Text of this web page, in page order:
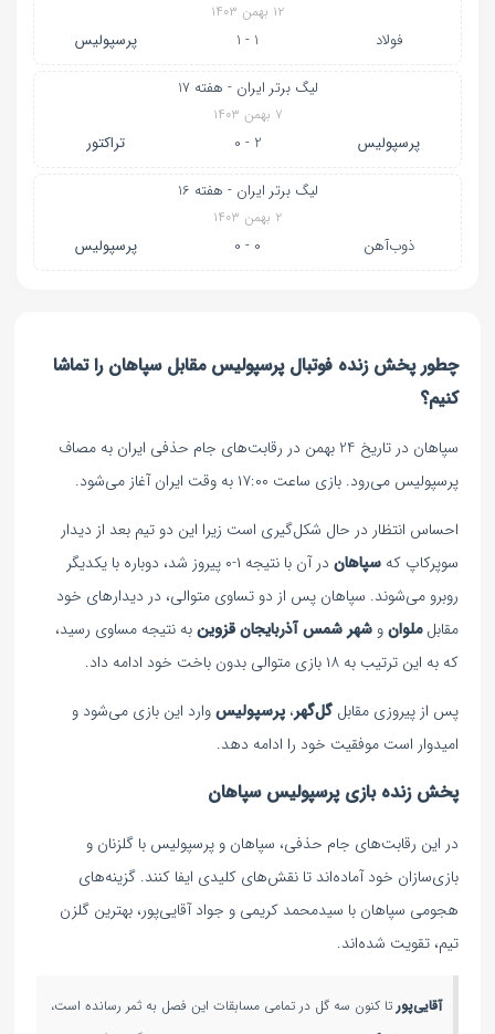
۱۲ بهمن ۱۴۰۳
فولاد 1 - 1 پرسپولیس
لیگ برتر ایران - هفته 17
۷ بهمن ۱۴۰۳
پرسپولیس 2 - 0 تراکتور
لیگ برتر ایران - هفته 16
۲ بهمن ۱۴۰۳
ذوب‌آهن 0 - 0 پرسپولیس
چطور پخش زنده فوتبال پرسپولیس مقابل سپاهان را تماشا
کنیم؟
سپاهان در تاریخ 24 بهمن در رقابت‌های جام حذفی ایران به مصاف
پرسپولیس می‌رود. بازی ساعت ۱۷:۰۰ به وقت ایران آغاز می‌شود.
احساس انتظار در حال شکل‌گیری است زیرا این دو تیم بعد از دیدار
سوپرکاپ کهسپاهان
در آن با نتیجه ۱-۰ پیروز شد، دوباره با یکدیگر
روبرو می‌شوند. سپاهان پس از دو تساوی متوالی، در دیدارهای خود
مقابلملوانوشهر شمس آذربایجان قزوینبه نتیجه مساوی رسید،
که به این ترتیب به ۱۸ بازی متوالی بدون باخت خود ادامه داد.
پس از پیروزی مقابلگل‌گهر،پرسپولیسوارد این بازی می‌شود و
امیدوار است موفقیت خود را ادامه دهد.
پخش زنده بازی پرسپولیس سپاهان
در این رقابت‌های جام حذفی، سپاهان و پرسپولیس با گلزنان و
بازی‌سازان خود آماده‌اند تا نقش‌های کلیدی ایفا کنند. گزینه‌های
هجومی سپاهان با سیدمحمد کریمی و جواد آقایی‌پور، بهترین گلزن
تیم، تقویت شده‌اند.
آقایی‌پور تا کنون سه گل در تمامی مسابقات این فصل به ثمر رسانده است،